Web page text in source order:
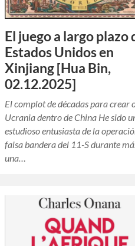
El juego a largo plazo
Estados Unidos en
Xinjiang [Hua Bin,
02.12.2025]
El complot de décadas para crear
Ucrania dentro de China He sido
estudioso entusiasta de la
falsa bandera del 11-S durante
una…